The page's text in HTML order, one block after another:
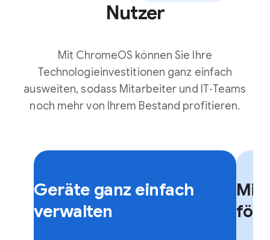
Nutzer
Mit ChromeOS können Sie Ihre
Technologieinvestitionen ganz einfach
ausweiten, sodass Mitarbeiter und IT‑Teams
noch mehr von Ihrem Bestand profitieren.
F
i
c
Geräte ganz einfach
verwalten
F
i
c